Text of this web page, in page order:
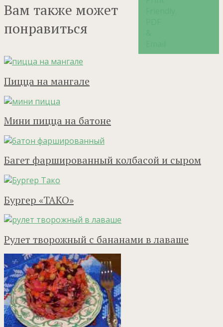
Вам также может
понравиться
Пицца на мангале
Мини пицца на батоне
Багет фаршированный колбасой и сыром
Бургер «ТАКО»
Рулет творожный с бананами в лаваше